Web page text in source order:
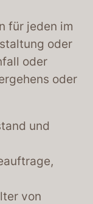
für jeden im
oder
oder
oder
und
von